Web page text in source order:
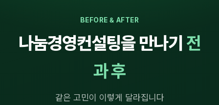
BEFORE & AFTER
나눔경영컨설팅을 만나기 전
과 후
같은 고민이 이렇게 달라집니다